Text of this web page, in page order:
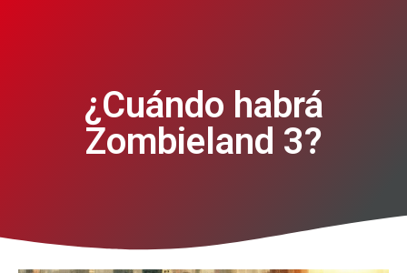
¿Cuándo habrá
Zombieland 3?